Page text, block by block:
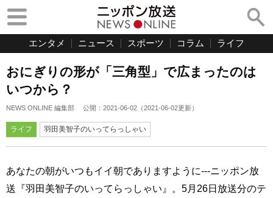
エンタメ ニュース スポーツ コラム ライフ
おにぎりの形が「三角型」で広まったのは
いつから？
NEWS ONLINE 編集部 公開： 2021-06-02 （2021-06-02更新）
ライフ 羽田美智子のいってらっしゃい
あなたの朝がいつもイイ朝でありますように---ニッポン放
送『羽田美智子のいってらっしゃい』。5月26日放送分のテ